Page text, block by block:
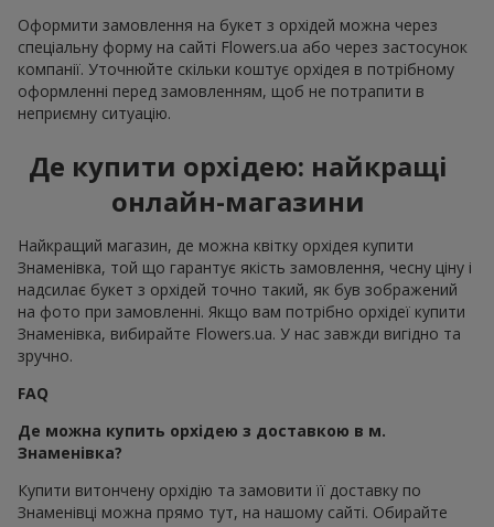
Оформити замовлення на букет з орхідей можна через
спеціальну форму на сайті Flowers.ua або через застосунок
компанії. Уточнюйте скільки коштує орхідея в потрібному
оформленні перед замовленням, щоб не потрапити в
неприємну ситуацію.
Де купити орхідею: найкращі
онлайн-магазини
Найкращий магазин, де можна квітку орхідея купити
Знаменівка, той що гарантує якість замовлення, чесну ціну і
надсилає букет з орхідей точно такий, як був зображений
на фото при замовленні. Якщо вам потрібно орхідеї купити
Знаменівка, вибирайте Flowers.ua. У нас завжди вигідно та
зручно.
FAQ
Де можна купить орхідею з доставкою в м.
Знаменівка?
Купити витончену орхідію та замовити її доставку по
Знаменівці можна прямо тут, на нашому сайті. Обирайте